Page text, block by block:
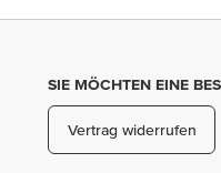
SIE MÖCHTEN EINE
Vertrag widerrufen